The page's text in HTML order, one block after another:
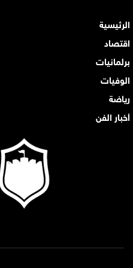
الرئيسية
اقتصاد
برلمانيات
الوفيات
رياضة
أخبار الفن